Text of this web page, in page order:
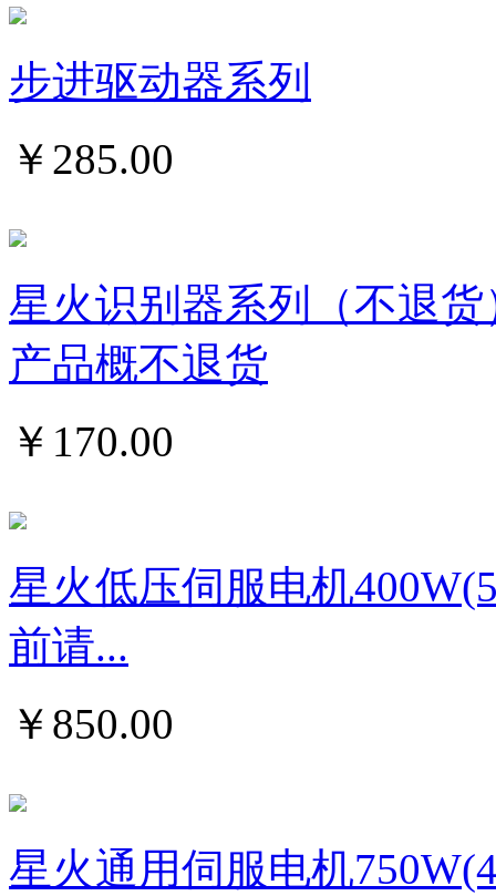
步进驱动器系列
￥ 285.00
星火识别器系列（不退
产品概不退货
￥ 170.00
星火低压伺服电机
前请...
￥ 850.00
星火通用伺服电机